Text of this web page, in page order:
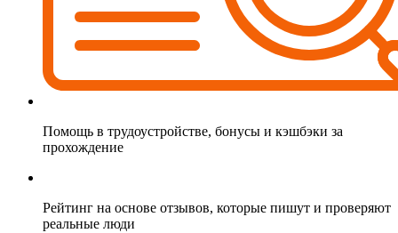
Помощь в трудоустройстве, бонусы и кэшбэки за
прохождение
Рейтинг на основе отзывов, которые пишут и проверяют
реальные люди